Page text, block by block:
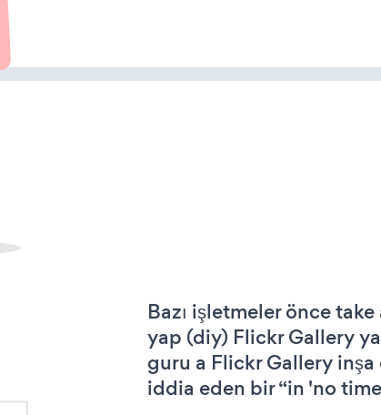
Bazı işletmeler önce
yap (diy) Flickr Gallery
guru a Flickr Gallery
iddia eden bir “in 'no